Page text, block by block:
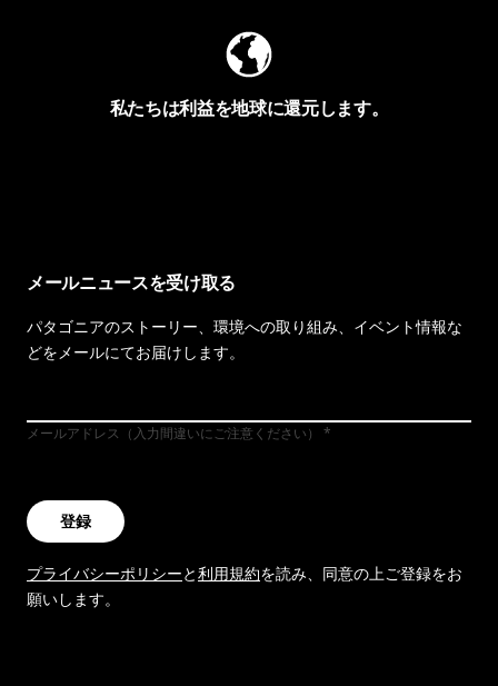
私たちは利益を地球に還元します。
メールニュースを受け取る
パタゴニアのストーリー、環境への取り組み、イベント情報な
どをメールにてお届けします。
メールアドレス（入力間違いにご注意ください）
登録
プライバシーポリシーと利用規約を読み、同意の上ご登録をお
願いします。